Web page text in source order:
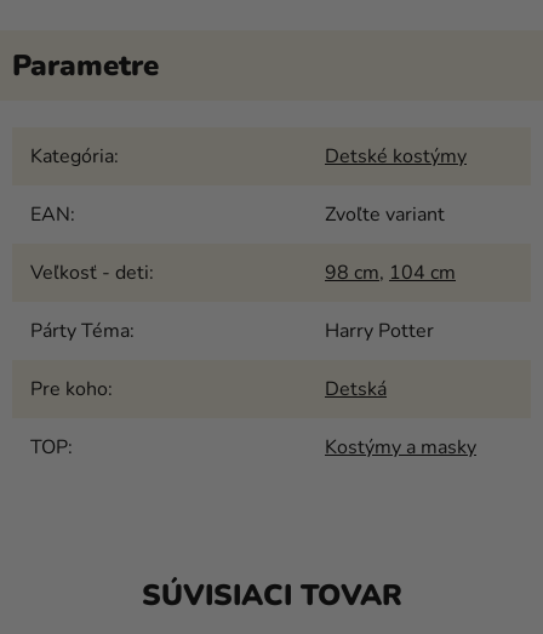
Kategória: Detské kostýmy
EAN: Zvoľte variant
Veľkosť - deti: 98 cm, 104 cm
Párty Téma: Harry Potter
Pre koho: Detská
TOP: Kostýmy a masky
SÚVISIACI TOVAR